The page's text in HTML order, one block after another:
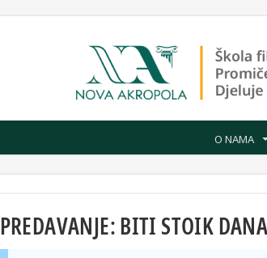
O NAMA
PREDAVANJE: BITI STOIK